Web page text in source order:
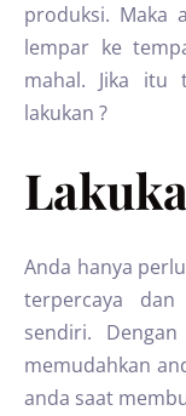
produksi. Maka
lempar ke
mahal. Jika itu
lakukan ?
Anda hanya
terpercaya
sendiri.
memudahkan
anda saat